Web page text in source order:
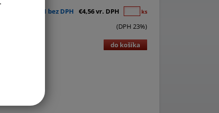
€3,71 bez DPH €4,56 vr. DPH ks
(DPH 23%)
do košíka